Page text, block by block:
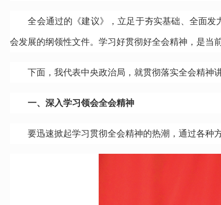
全会通过的《建议》，立足于夯实基础、全面发
会发展的纲领性文件。学习好贯彻好全会精神，是当
下面，我代表中央政治局，就贯彻落实全会精神
一、深入学习领会全会精神
要迅速掀起学习贯彻全会精神的热潮，通过各种